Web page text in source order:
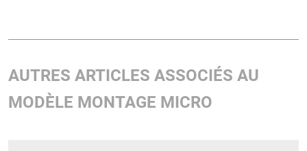
AUTRES ARTICLES ASSOCIÉS AU
MODÈLE MONTAGE MICRO